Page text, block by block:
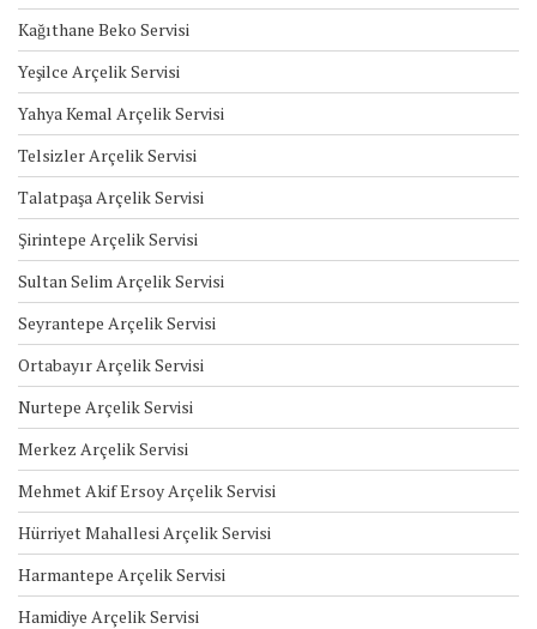
Kağıthane Beko Servisi
Yeşilce Arçelik Servisi
Yahya Kemal Arçelik Servisi
Telsizler Arçelik Servisi
Talatpaşa Arçelik Servisi
Şirintepe Arçelik Servisi
Sultan Selim Arçelik Servisi
Seyrantepe Arçelik Servisi
Ortabayır Arçelik Servisi
Nurtepe Arçelik Servisi
Merkez Arçelik Servisi
Mehmet Akif Ersoy Arçelik Servisi
Hürriyet Mahallesi Arçelik Servisi
Harmantepe Arçelik Servisi
Hamidiye Arçelik Servisi